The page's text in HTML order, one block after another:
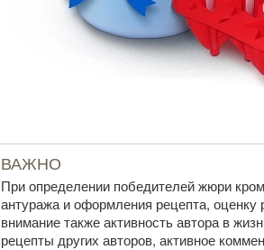
ВАЖНО
При определении победителей жюри
антуража и оформления рецепта, оценку
внимание также активность автора в
рецепты других авторов, активное